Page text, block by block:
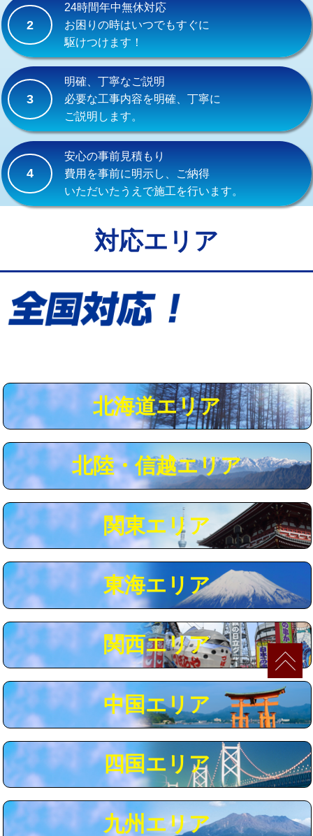
交換・取付(排水栓・排水トラップ
（P/S/ポップアップ））
交換・取付（その他部品）
持込商品取付（単水栓）
持込商品取付（混合水栓） 16,500円
持込商品取付（浄水器・分岐水栓） 16,500円
給水管工事※（ホール加工)
給水管工事※（バンド止め) 3,300円
給水管工事※（保温材使用（バンド止
5,500円
給水管工事※（土の掘削・埋め戻し作
業)
用（追加）/3ｍ超え)
給水管工事※（ライニング鋼管・銅
44,000円
給水管工事※（ライニング鋼管・銅
管・ポリ管・HT管使用/3ｍ超え)
+8,800円
マス交換（土の掘削・埋め戻し作業） 11,000円~
マス交換（深さ50㎝未満） 55,000円
マス交換（深さ50㎝以上） 66,000円
コンクリート斫り（厚さ10㎝まで） 27,500円
コンクリート斫り（厚さ10㎝超え） 38,500円
モルタル補修（厚さ10㎝まで） 27,500円
追加人工 16,500円
※給水管工事は20mmまでの価格です。
2
24時間年中無休対応
お困りの時はいつでもすぐに
駆けつけます！
3
明確、丁寧なご説明
必要な工事内容を明確、丁寧に
ご説明します。
4
安心の事前見積もり
費用を事前に明示し、ご納得
いただいたうえで施工を行います。
対応エリア
北海道エリア
北陸・信越エリア
関東エリア
東海エリア
関西エリア
中国エリア
四国エリア
九州エリア